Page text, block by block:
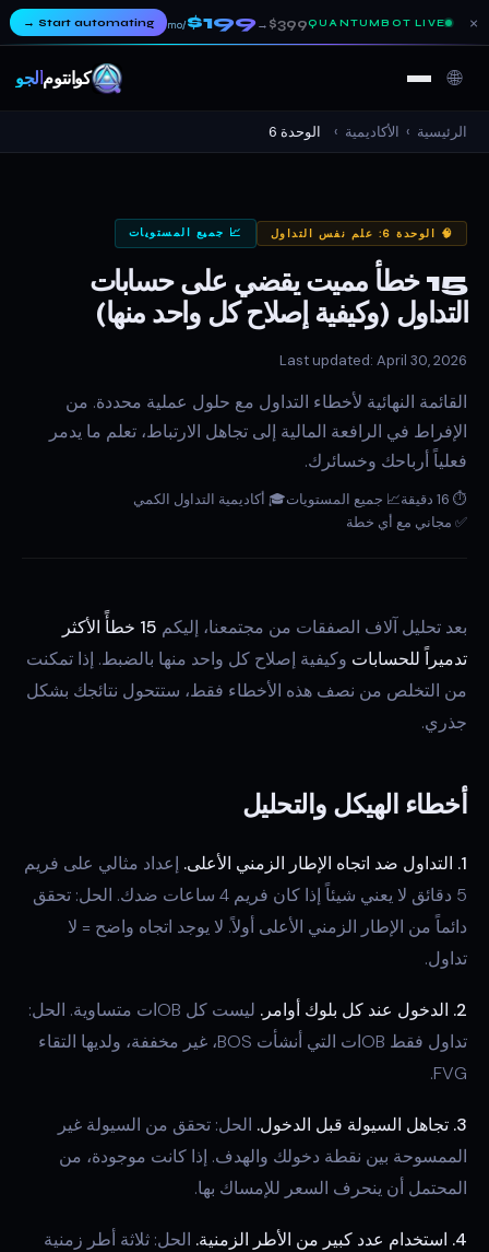
QUANTUMBOT LIVE
$399
→
$199
/mo
Start automating
→ ×
كوانتومألجو 🌐
الرئيسية › الأكاديمية › الوحدة 6
🧠 الوحدة 6: علم نفس التداول 📈 جميع المستويات
15 خطأ مميت يقضي على حسابات
التداول (وكيفية إصلاح كل واحد منها)
Last updated: April 30, 2026
القائمة النهائية لأخطاء التداول مع حلول عملية محددة. من
الإفراط في الرافعة المالية إلى تجاهل الارتباط، تعلم ما يدمر
فعلياً أرباحك وخسائرك.
⏱ 16 دقيقة 📈 جميع المستويات🎓 أكاديمية التداول الكمي
✅ مجاني مع أي خطة
بعد تحليل آلاف الصفقات من مجتمعنا، إليكم
15 خطأً الأكثر
تدميراً للحسابات وكيفية إصلاح كل واحد منها بالضبط. إذا تمكنت
من التخلص من نصف هذه الأخطاء فقط، ستتحول نتائجك بشكل
جذري.
أخطاء الهيكل والتحليل
1. التداول ضد اتجاه الإطار الزمني الأعلى.
إعداد مثالي على فريم
5 دقائق لا يعني شيئاً إذا كان فريم 4 ساعات ضدك. الحل: تحقق
دائماً من الإطار الزمني الأعلى أولاً. لا يوجد اتجاه واضح = لا
تداول.
2. الدخول عند كل بلوك أوامر.
ليست كل OBات متساوية. الحل:
تداول فقط OBات التي أنشأت BOS، غير مخففة، ولديها التقاء
FVG.
3. تجاهل السيولة قبل الدخول.
الحل: تحقق من السيولة غير
الممسوحة بين نقطة دخولك والهدف. إذا كانت موجودة، من
المحتمل أن ينحرف السعر للإمساك بها.
4. استخدام عدد كبير من الأطر الزمنية.
الحل: ثلاثة أطر زمنية